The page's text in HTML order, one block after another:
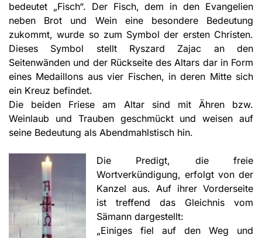
bedeutet „Fisch“. Der Fisch, dem in den Evangelien
neben Brot und Wein eine besondere Bedeutung
zukommt, wurde so zum Symbol der ersten Christen.
Dieses Symbol stellt Ryszard Zajac an den
Seitenwänden und der Rückseite des Altars dar in Form
eines Medaillons aus vier Fischen, in deren Mitte sich
ein Kreuz befindet.
Die beiden Friese am Altar sind mit Ähren bzw.
Weinlaub und Trauben geschmückt und weisen auf
seine Bedeutung als Abendmahlstisch hin.
Die Predigt, die freie
Wortverkündigung, erfolgt von der
Kanzel aus. Auf ihrer Vorderseite
ist treffend das Gleichnis vom
Sämann dargestellt:
„Einiges fiel auf den Weg und